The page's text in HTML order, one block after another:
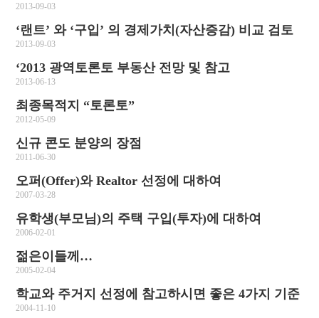
2013-09-03
‘랜트’ 와 ‘구입’ 의 경제가치(자산증감) 비교 검토
2013-09-03
‘2013 광역토론토 부동산 전망 및 참고
2013-06-13
최종목적지 “토론토”
2012-05-09
신규 콘도 분양의 장점
2011-06-30
오퍼(Offer)와 Realtor 선정에 대하여
2007-03-28
유학생(부모님)의 주택 구입(투자)에 대하여
2006-02-01
젊은이들께…
2005-02-04
학교와 주거지 선정에 참고하시면 좋은 4가지 기준
2004-11-10